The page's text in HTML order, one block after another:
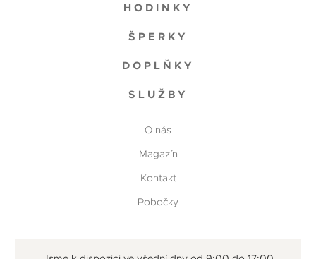
HODINKY
ŠPERKY
DOPLŇKY
SLUŽBY
O nás
Magazín
Kontakt
Pobočky